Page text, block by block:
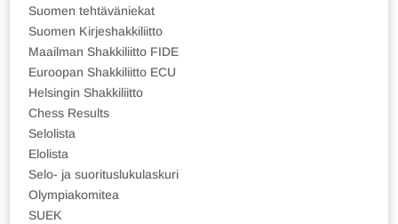
Suomen tehtäväniekat
Suomen Kirjeshakkiliitto
Maailman Shakkiliitto FIDE
Euroopan Shakkiliitto ECU
Helsingin Shakkiliitto
Chess Results
Selolista
Elolista
Selo- ja suorituslukulaskuri
Olympiakomitea
SUEK